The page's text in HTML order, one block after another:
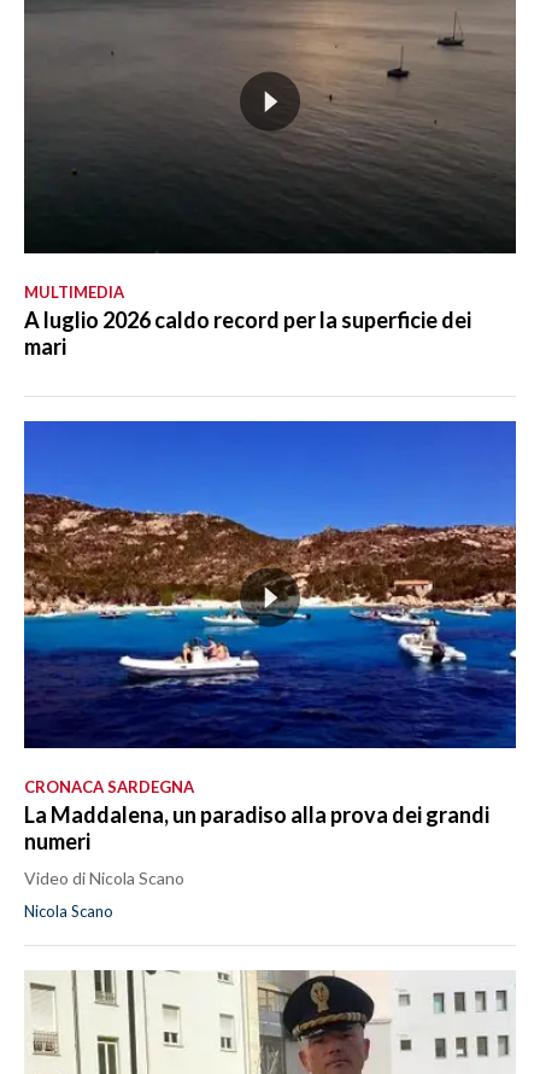
MULTIMEDIA
A luglio 2026 caldo record per la superficie dei
mari
CRONACA SARDEGNA
La Maddalena, un paradiso alla prova dei grandi
numeri
Video di Nicola Scano
Nicola Scano